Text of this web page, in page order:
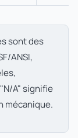
sont des
ANSI,
A" signifie
mécanique.